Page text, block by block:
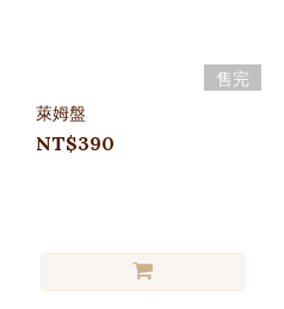
售完
萊姆盤
NT$390